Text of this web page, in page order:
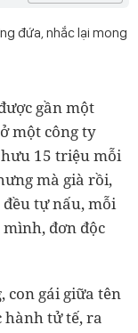
đứa, nhắc lại mong
gần một
một công ty
15 triệu mỗi
mà già rồi,
tự nấu, mỗi
đơn độc
con gái giữa tên
hành tử tế, ra